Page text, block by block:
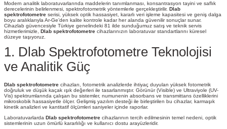
Modern analitik laboratuvarlarında maddelerin tanımlanması, konsantrasyon tayini ve saflık
derecelerinin belirlenmesi, spektrofotometrik yöntemlerle gerçekleştirilir. Dlab
spektrofotometre serisi, yüksek optik hassasiyet, kararlı veri işleme kapasitesi ve geniş dalga
boyu aralıklarıyla Ar-Ge’den kalite kontrole kadar her alanda güvenilir sonuçlar sunar.
Cihazlab güvencesiyle Türkiye genelindeki 81 ilde sunduğumuz satış ve teknik servis
hizmetlerimizle, Dlab spektrofotometre cihazlarınızın laboratuvar standartlarını küresel
düzeye taşıyoruz.
1. Dlab Spektrofotometre Teknolojisi
ve Analitik Güç
Dlab spektrofotometre cihazları, fotometrik analizlerde ihtiyaç duyulan yüksek fotometrik
doğruluk ve düşük kaçak ışık değerleri ile tasarlanmıştır. Görünür (Visible) ve Ultraviyole (UV-
Vis) spektrumlarında çalışan bu sistemler, numunenin absorbans ve transmittans özelliklerini
mikroskobik hassasiyetle ölçer. Gelişmiş yazılım desteği ile birleştirilen bu cihazlar, karmaşık
kinetik analizleri ve kantitatif ölçümleri saniyeler içinde raporlar.
Laboratuvarlarda Dlab spektrofotometre cihazlarının tercih edilmesinin temel nedeni, optik
sistemlerinin uzun ömürlü kararlılığı ve kullanıcı dostu arayüzleridir.